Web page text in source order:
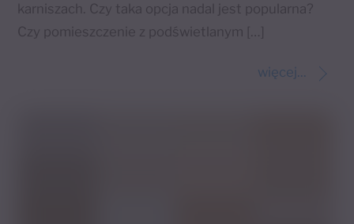
karniszach. Czy taka opcja nadal jest popularna?
Czy pomieszczenie z podświetlanym […]
więcej...